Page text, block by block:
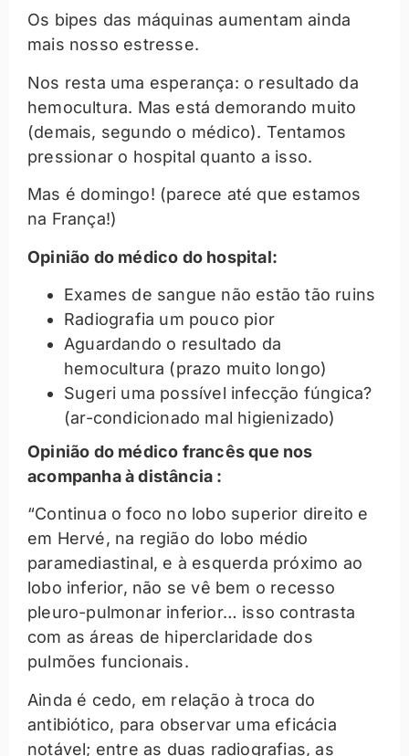
Os bipes das máquinas aumentam ainda
mais nosso estresse.
Nos resta uma esperança: o resultado da
hemocultura. Mas está demorando muito
(demais, segundo o médico). Tentamos
pressionar o hospital quanto a isso.
Mas é domingo! (parece até que estamos
na França!)
Opinião do médico do hospital:
Exames de sangue não estão tão ruins
Radiografia um pouco pior
Aguardando o resultado da
hemocultura (prazo muito longo)
Sugeri uma possível infecção fúngica?
(ar-condicionado mal higienizado)
Opinião do médico francês que nos
acompanha à distância :
“Continua o foco no lobo superior direito e
em Hervé, na região do lobo médio
paramediastinal, e à esquerda próximo ao
lobo inferior, não se vê bem o recesso
pleuro-pulmonar inferior… isso contrasta
com as áreas de hiperclaridade dos
pulmões funcionais.
Ainda é cedo, em relação à troca do
antibiótico, para observar uma eficácia
notável; entre as duas radiografias, as